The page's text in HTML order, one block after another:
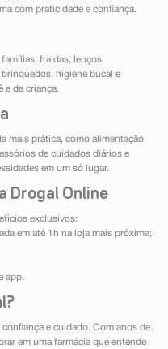
com praticidade e confiança.
fraldas, lenços
higiene bucal e
e da criança.
mais prática, como alimentação
de cuidados diários e
em um só lugar.
Drogal Online
exclusivos:
em até 1h na loja mais próxima;
app.
e cuidado. Com anos de
em uma farmácia que entende